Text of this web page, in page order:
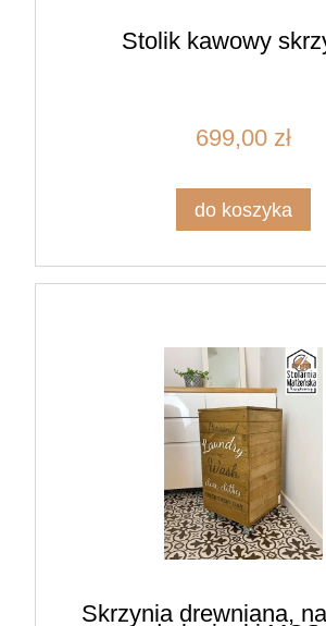
Stolik kawowy
699,00 zł
do koszyka
Skrzynia drewniana,